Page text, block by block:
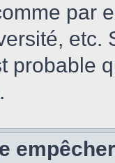
par
etc.
probable